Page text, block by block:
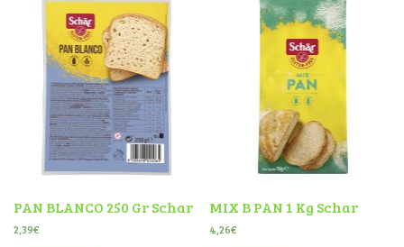
PAN BLANCO 250 Gr Schar
2,39€
MIX B PAN 1 Kg Schar
4,26€